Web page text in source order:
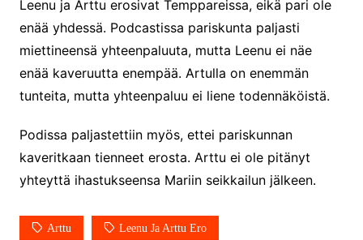
Leenu ja Arttu erosivat Temppareissa, eikä pari ole
enää yhdessä. Podcastissa pariskunta paljasti
miettineensä yhteenpaluuta, mutta Leenu ei näe
enää kaveruutta enempää. Artulla on enemmän
tunteita, mutta yhteenpaluu ei liene todennäköistä.
Podissa paljastettiin myös, ettei pariskunnan
kaveritkaan tienneet erosta. Arttu ei ole pitänyt
yhteyttä ihastukseensa Mariin seikkailun jälkeen.
Arttu Leenu Ja Arttu Ero